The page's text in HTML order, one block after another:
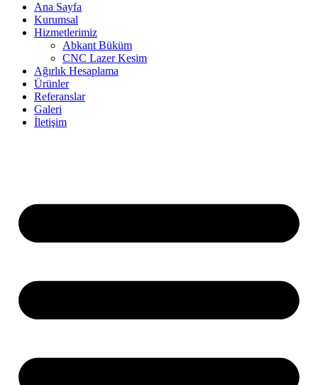
Ana Sayfa
Kurumsal
Hizmetlerimiz
Abkant Büküm
CNC Lazer Kesim
Ağırlık Hesaplama
Ürünler
Referanslar
Galeri
İletişim